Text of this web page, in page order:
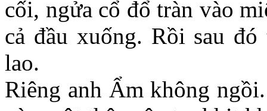
cối, ngửa cổ đổ tràn vào
cả đầu xuống. Rồi sau
lao.
Riêng anh Ẩm không